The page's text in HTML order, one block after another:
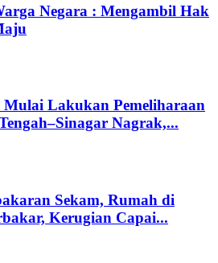
Negara : Mengambil Hak
Lakukan Pemeliharaan
Nagrak,...
Sekam, Rumah di
Kerugian Capai...